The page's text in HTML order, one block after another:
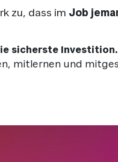
zu, dass im Job
sicherste Investition.
mitlernen und